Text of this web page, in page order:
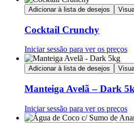
Adicionar à lista de desejos
Cocktail Crunchy
Iniciar sessão para ver os preços
Adicionar à lista de desejos
Manteiga Avelã – Dark
Iniciar sessão para ver os preços